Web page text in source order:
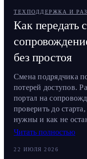
ТЕХПОДДЕРЖКА И
Как передать
без простоя
Смена подрядчика
потерей доступов.
портал на
проверить до
нужны и как не
Читать полностью
22 ИЮЛЯ 2026